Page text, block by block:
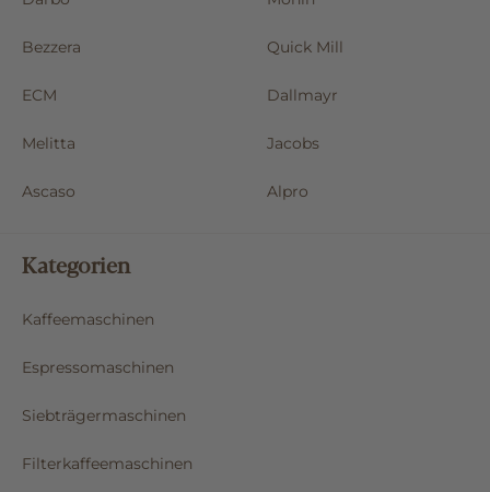
Bezzera Quick Mill
ECM Dallmayr
Melitta Jacobs
Ascaso Alpro
Kategorien
Kaffeemaschinen
Espressomaschinen
Siebträgermaschinen
Filterkaffeemaschinen